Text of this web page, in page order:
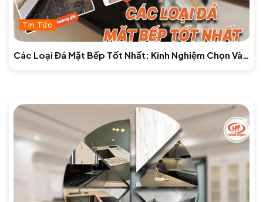
Tin Tức
Các Loại Đá Mặt Bếp Tốt Nhất: Kinh Nghiệm Chọn Và